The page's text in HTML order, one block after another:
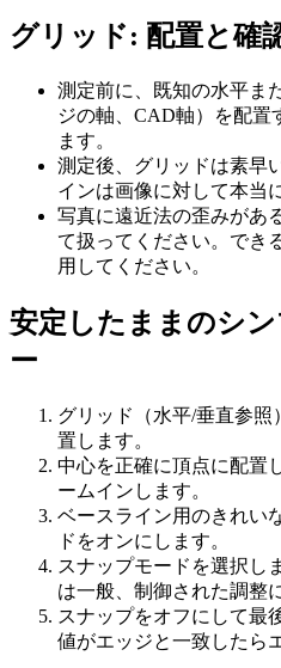
グリッド: 配置と確
測定前に、既知の水平ま
ジの軸、CAD軸）を配置
ます。
測定後、グリッドは素早
インは画像に対して本当
写真に遠近法の歪みがあ
て扱ってください。でき
用してください。
安定したままのシ
ー
グリッド（水平/垂直参
置します。
中心を正確に頂点に配置
ームインします。
ベースライン用のきれい
ドをオンにします。
スナップモードを選択し
は一般、制御された調整
スナップをオフにして最
値がエッジと一致したら